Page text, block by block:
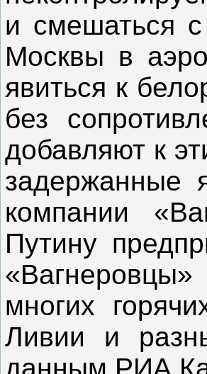
и смешаться
Москвы в
явиться к
без
добавляют к
задержанные
компании
Путину
многих
Ливии и
данным РИА